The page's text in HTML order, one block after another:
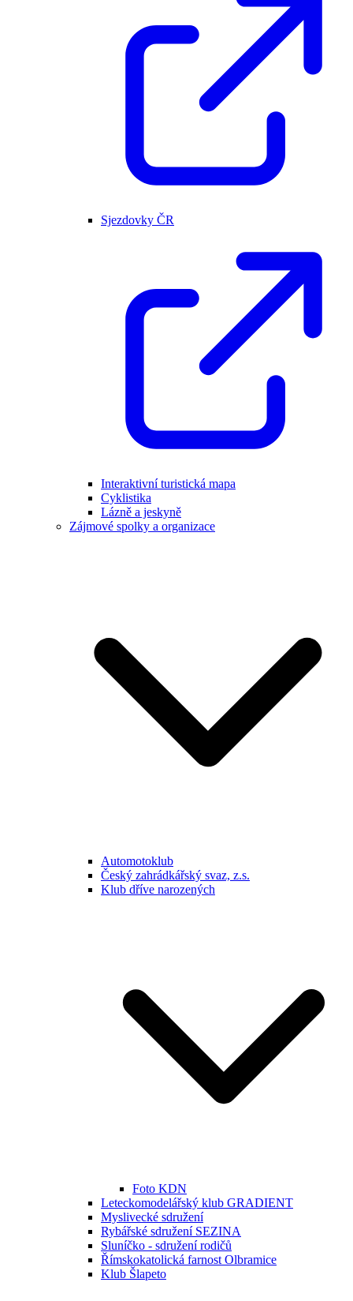
Sjezdovky ČR
Interaktivní turistická mapa
Cyklistika
Lázně a jeskyně
Zájmové spolky a organizace
Automotoklub
Český zahrádkářský svaz, z.s.
Klub dříve narozených
Foto KDN
Leteckomodelářský klub GRADIENT
Myslivecké sdružení
Rybářské sdružení SEZINA
Sluníčko - sdružení rodičů
Římskokatolická farnost Olbramice
Klub Šlapeto